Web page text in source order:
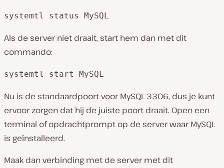
systemtl status MySQL
Als de server niet draait, start hem dan met dit
commando:
systemtl start MySQL
Nu is de standaardpoort voor MySQL 3306, dus je kunt
ervoor zorgen dat hij de juiste poort draait. Open een
terminal of opdrachtprompt op de server waar MySQL
is geïnstalleerd.
Maak dan verbinding met de server met dit